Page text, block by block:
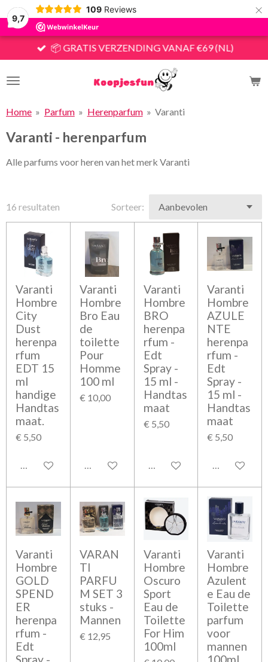
9,7
109 Reviews ×
📦 GRATIS VERZENDING VANAF €69 (NL)
Home » Parfum » Herenparfum » Varanti
Varanti - herenparfum
Alle parfums voor heren van het merk Varanti
16 resultaten Sorteer:
Varanti
Hombre
City
Dust
herenpa
rfum
EDT 15
ml
handige
Handtas
maat.
€ 5,50
Bekijk details
Varanti
Hombre
Bro Eau
de
toilette
Pour
Homme
100 ml
€ 10,00
Bekijk details
Varanti
Hombre
BRO
herenpa
rfum -
Edt
Spray -
15 ml -
Handtas
maat
€ 5,50
Bekijk details
Varanti
Hombre
AZULE
NTE
herenpa
rfum -
Edt
Spray -
15 ml -
Handtas
maat
€ 5,50
Bekijk details
Varanti
Hombre
GOLD
SPEND
ER
herenpa
rfum -
Edt
Spray -
VARAN
TI
PARFU
M SET 3
stuks -
Mannen
€ 12,95
Varanti
Hombre
Oscuro
Sport
Eau de
Toilette
For Him
100ml
Varanti
Hombre
Azulent
e Eau de
Toilette
parfum
voor
mannen
100ml